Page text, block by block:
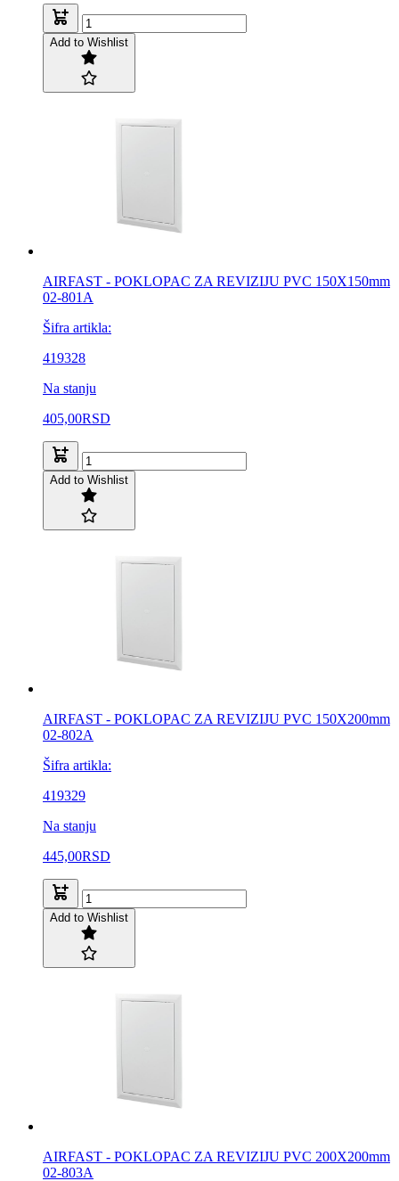
Add to Wishlist
AIRFAST - POKLOPAC ZA REVIZIJU PVC 150X150mm
02-801A
Šifra artikla:
419328
Na stanju
405,00RSD
Add to Wishlist
AIRFAST - POKLOPAC ZA REVIZIJU PVC 150X200mm
02-802A
Šifra artikla:
419329
Na stanju
445,00RSD
Add to Wishlist
AIRFAST - POKLOPAC ZA REVIZIJU PVC 200X200mm
02-803A